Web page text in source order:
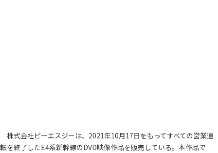
株式会社ピーエスジーは、2021年10月17日をもってすべての営業運
転を終了したE4系新幹線のDVD映像作品を販売している。本作品で